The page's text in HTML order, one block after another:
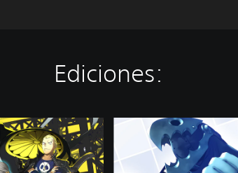
Ediciones:
t